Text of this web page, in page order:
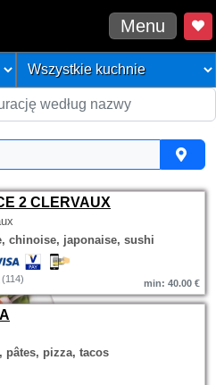
Menu
2 CLERVAUX
chinoise, japonaise, sushi
(114) min: 40.00 €
pâtes, pizza, tacos